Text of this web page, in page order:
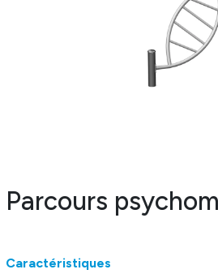
Parcours
Caractéristiques